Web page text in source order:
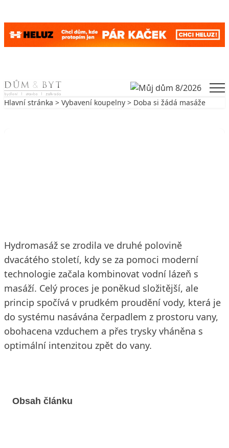
Skip to content
Hlavní stránka > Vybavení koupelny > Doba si žádá masáže
Hydromasáž se zrodila ve druhé polovině
dvacátého století, kdy se za pomoci moderní
technologie začala kombinovat vodní lázeň s
masáží. Celý proces je poněkud složitější, ale
princip spočívá v prudkém proudění vody, která je
do systému nasávána čerpadlem z prostoru vany,
obohacena vzduchem a přes trysky vháněna s
optimální intenzitou zpět do vany.
Obsah článku